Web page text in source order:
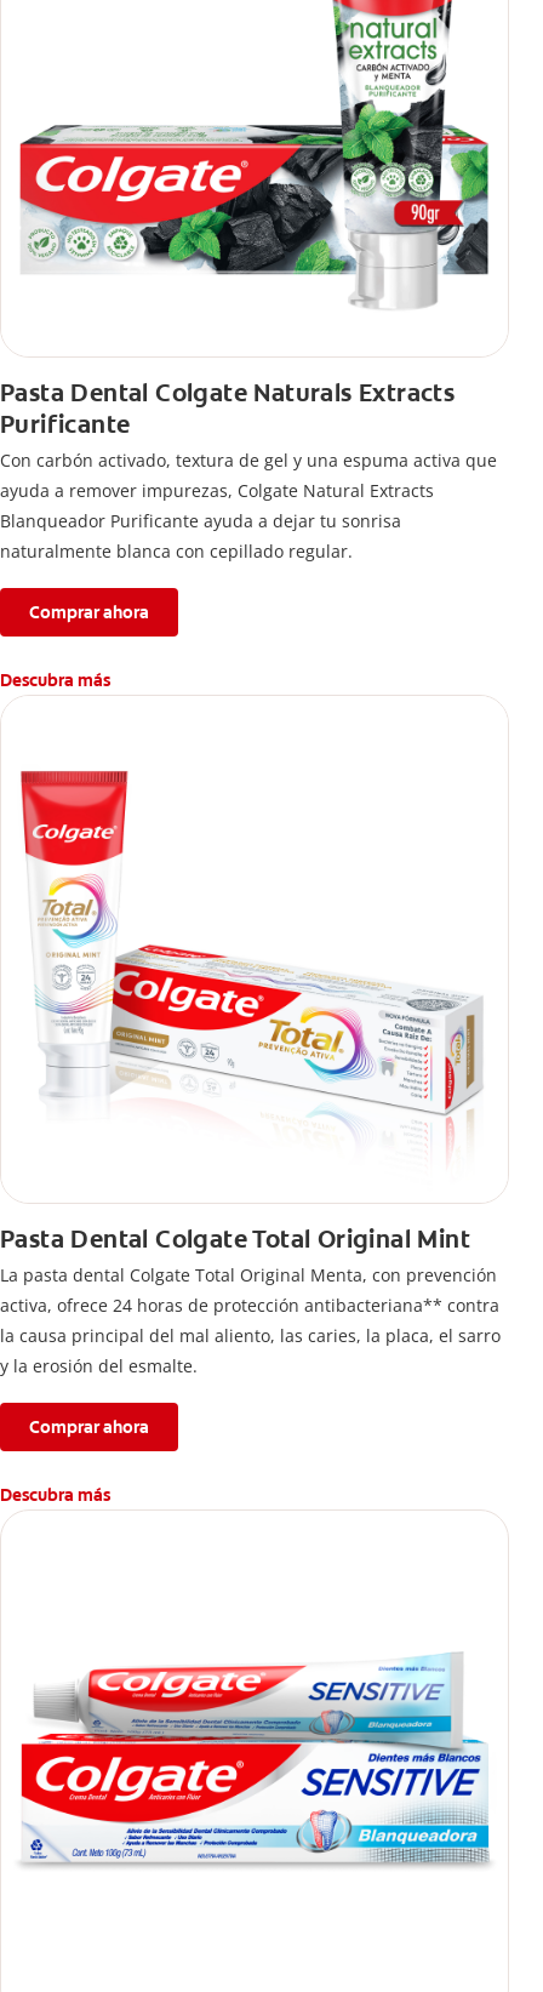
Pasta Dental Colgate Naturals Extracts
Purificante
Con carbón activado, textura de gel y una espuma activa que
ayuda a remover impurezas, Colgate Natural Extracts
Blanqueador Purificante ayuda a dejar tu sonrisa
naturalmente blanca con cepillado regular.
Comprar ahora
Descubra más
Pasta Dental Colgate Total Original Mint
La pasta dental Colgate Total Original Menta, con prevención
activa, ofrece 24 horas de protección antibacteriana** contra
la causa principal del mal aliento, las caries, la placa, el sarro
y la erosión del esmalte.
Comprar ahora
Descubra más